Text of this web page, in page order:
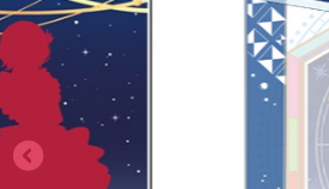
プレミアム会員とは
電音部
鉄拳
太鼓の達人
ACE COMBAT